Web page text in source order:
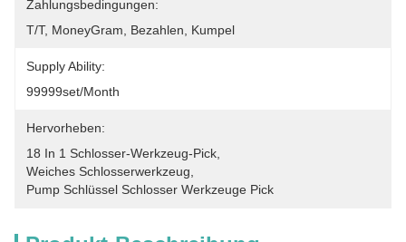
Zahlungsbedingungen:
T/T, MoneyGram, Bezahlen, Kumpel
Supply Ability:
99999set/Month
Hervorheben:
18 In 1 Schlosser-Werkzeug-Pick
Weiches Schlosserwerkzeug
Pump Schlüssel Schlosser Werkzeuge Pick